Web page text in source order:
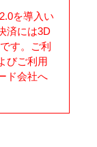
を導入い
済には3D
す。ご利
びご利用
ド会社へ